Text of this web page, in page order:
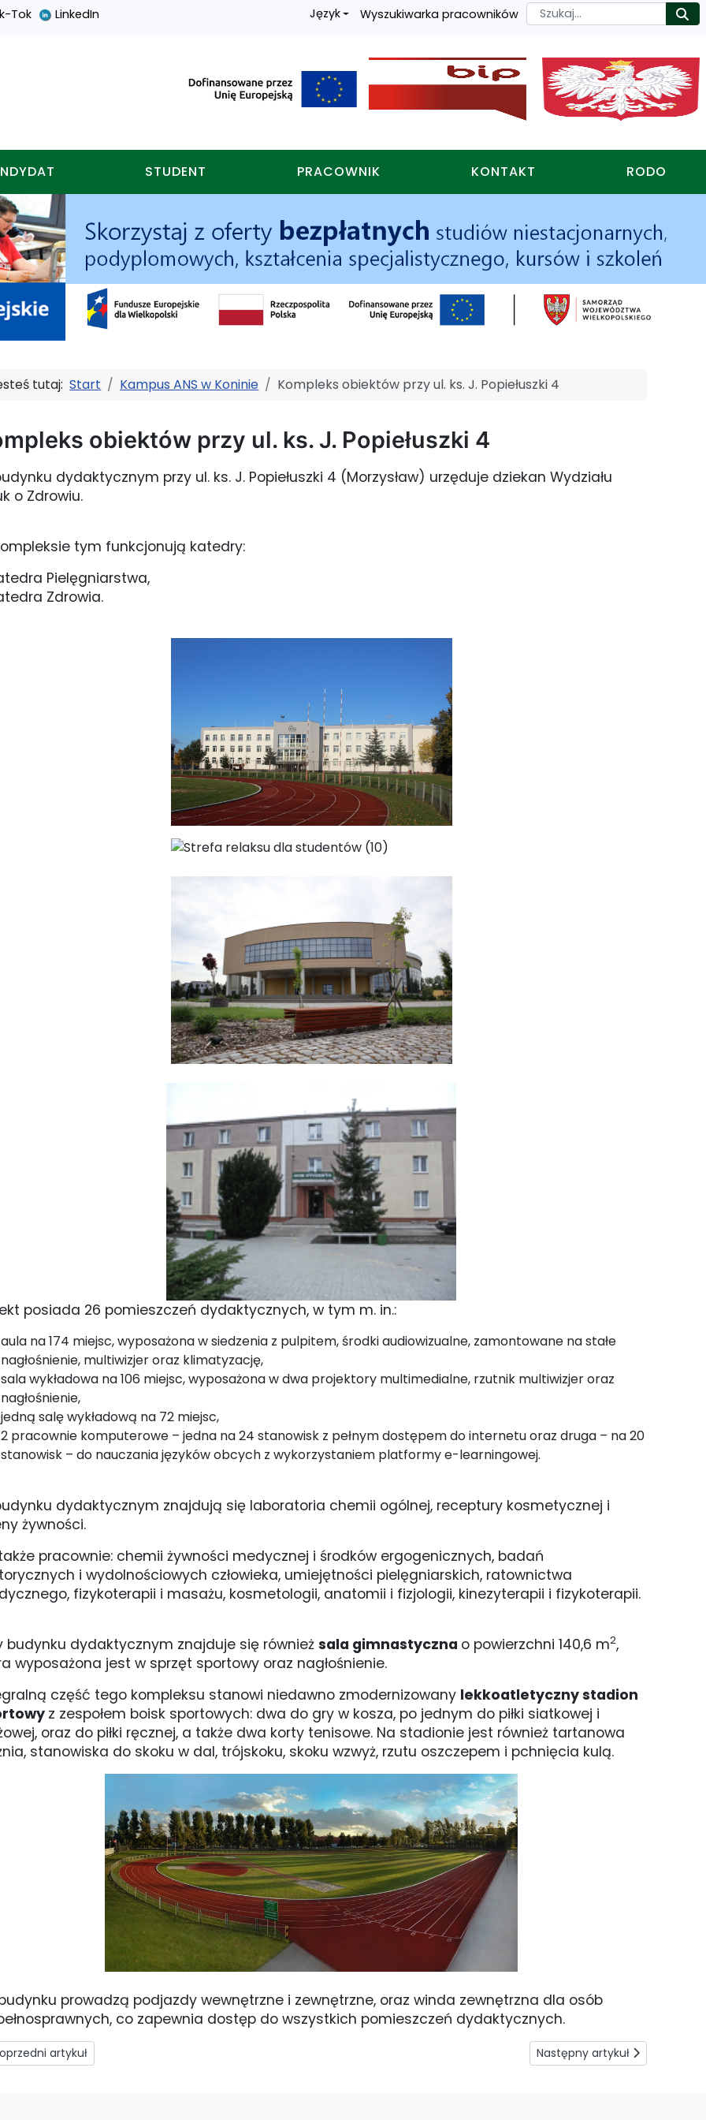
Tok LinkedIn Język Wyszukiwarka pracowników Szukaj
w koninie
STUDENT PRACOWNIK KONTAKT RODO
tutaj:Start Kampus ANS w Koninie Kompleks obiektów przy ul. ks. J. Popiełuszki 4
obiektów przy ul. ks. J. Popiełuszki 4
dydaktycznym przy ul. ks. J. Popiełuszki 4 (Morzysław) urzęduje dziekan Wydziału
o Zdrowiu.
tym funkcjonują katedry:
Pielęgniarstwa,
Zdrowia.
posiada 26 pomieszczeń dydaktycznych, w tym m. in.:
aula na 174 miejsc, wyposażona w siedzenia z pulpitem, środki audiowizualne, zamontowane na stałe
nagłośnienie, multiwizjer oraz klimatyzację,
sala wykładowa na 106 miejsc, wyposażona w dwa projektory multimedialne, rzutnik multiwizjer oraz
nagłośnienie,
jedną salę wykładową na 72 miejsc,
2 pracownie komputerowe – jedna na 24 stanowisk z pełnym dostępem do internetu oraz druga – na 20
stanowisk – do nauczania języków obcych z wykorzystaniem platformy e-learningowej.
dydaktycznym znajdują się laboratoria chemii ogólnej, receptury kosmetycznej i
żywności.
pracownie: chemii żywności medycznej i środków ergogenicznych, badań
i wydolnościowych człowieka, umiejętności pielęgniarskich, ratownictwa
fizykoterapii i masażu, kosmetologii, anatomii i fizjologii, kinezyterapii i fizykoterapii.
budynku dydaktycznym znajduje się równieżsala gimnastyczna o powierzchni 140,6 m2,
wyposażona jest w sprzęt sportowy oraz nagłośnienie.
część tego kompleksu stanowi niedawno zmodernizowany lekkoatletyczny stadion
z zespołem boisk sportowych: dwa do gry w kosza, po jednym do piłki siatkowej i
oraz do piłki ręcznej, a także dwa korty tenisowe. Na stadionie jest również tartanowa
stanowiska do skoku w dal, trójskoku, skoku wzwyż, rzutu oszczepem i pchnięcia kulą.
prowadzą podjazdy wewnętrzne i zewnętrzne, oraz winda zewnętrzna dla osób
co zapewnia dostęp do wszystkich pomieszczeń dydaktycznych.
artykuł: Domy Studenta
artykuł Następny artykuł: Budynek
Następny artykuł